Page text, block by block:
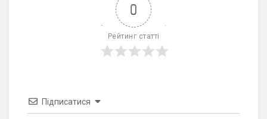
0
Рейтинг статті
Підписатися